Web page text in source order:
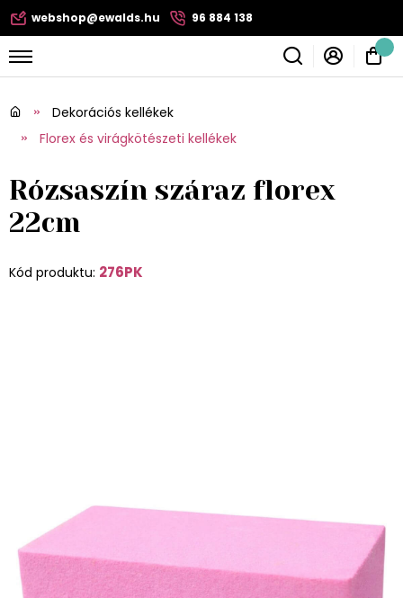
webshop@ewalds.hu 96 884 138
Dekorációs kellékek
Florex és virágkötészeti kellékek
Rózsaszín száraz florex
22cm
Kód produktu: 276PK